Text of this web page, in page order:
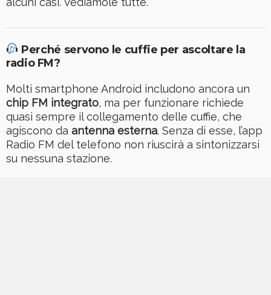
Perché servono le cuffie per ascoltare la
radio FM?
Molti smartphone Android includono ancora un
chip FM integrato, ma per funzionare richiede
quasi sempre il collegamento delle cuffie, che
agiscono da antenna esterna. Senza di esse, l’app
Radio FM del telefono non riuscirà a sintonizzarsi
su nessuna stazione.